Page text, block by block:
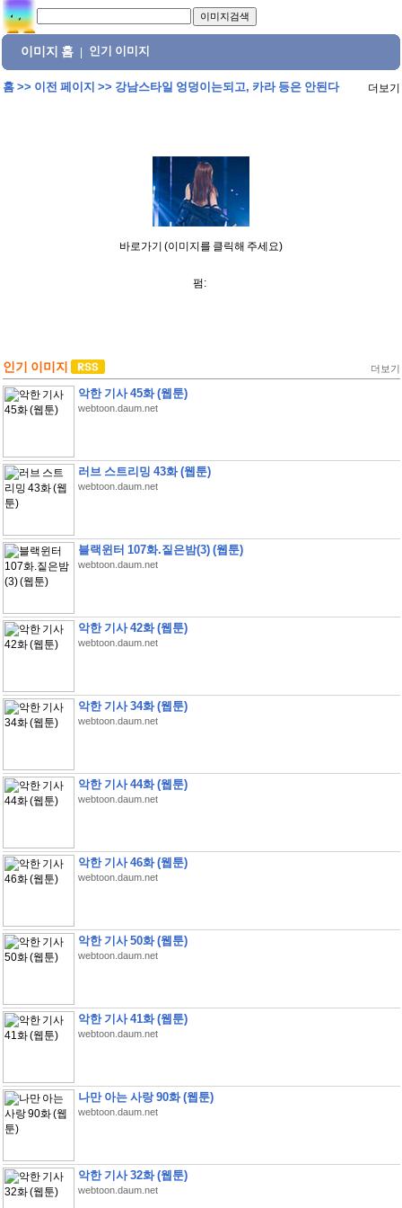
이미지 홈 인기 이미지
홈>> 이전 페이지 >> 강남스타일 엉덩이는되고, 카라 등은 안된다 더보기
바로가기 (이미지를 클릭해 주세요)
펌:
인기 이미지 더보기
악한 기사 45화 (웹툰)
webtoon.daum.net
러브 스트리밍 43화 (웹툰)
webtoon.daum.net
블랙윈터 107화.짙은밤(3) (웹툰)
webtoon.daum.net
악한 기사 42화 (웹툰)
webtoon.daum.net
악한 기사 34화 (웹툰)
webtoon.daum.net
악한 기사 44화 (웹툰)
webtoon.daum.net
악한 기사 46화 (웹툰)
webtoon.daum.net
악한 기사 50화 (웹툰)
webtoon.daum.net
악한 기사 41화 (웹툰)
webtoon.daum.net
나만 아는 사랑 90화 (웹툰)
webtoon.daum.net
악한 기사 32화 (웹툰)
webtoon.daum.net